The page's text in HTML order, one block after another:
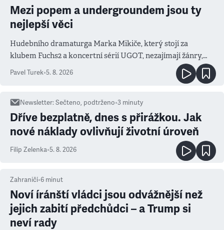
Mezi popem a undergroundem jsou ty
nejlepší věci
Hudebního dramaturga Marka Mikiče, který stojí za
klubem Fuchs2 a koncertní sérií UGOT, nezajímají žánry,
ale atmosféra
Pavel Turek•5. 8. 2026
Newsletter:Sečteno, podtrženo•3 minuty
Dříve bezplatně, dnes s přirážkou. Jak
nové náklady ovlivňují životní úroveň
Filip Zelenka•5. 8. 2026
Zahraničí•6 minut
Noví íránští vládci jsou odvážnější než
jejich zabití předchůdci – a Trump si
neví rady